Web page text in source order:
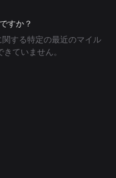
すか？
する特定の最近のマイル
ていません。